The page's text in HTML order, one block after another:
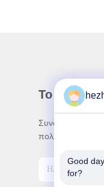
Το Δελτίο
Συνδρομηθείτε
πολλά άλλα.
Good
for?